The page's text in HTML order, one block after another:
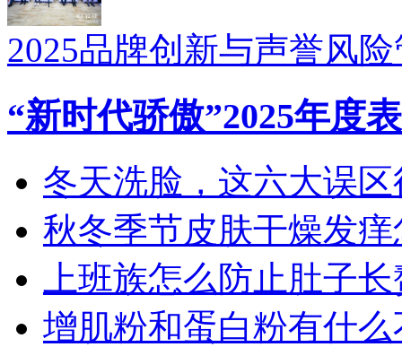
2025品牌创新与声誉风
“新时代骄傲”2025年度
冬天洗脸，这六大误
秋冬季节皮肤干燥发痒
上班族怎么防止肚子
增肌粉和蛋白粉有什么